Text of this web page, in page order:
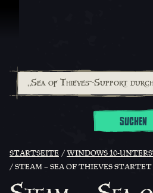
SUCHEN
STARTSEITE
WINDOWS 10-
STEAM – SEA OF THIEVES